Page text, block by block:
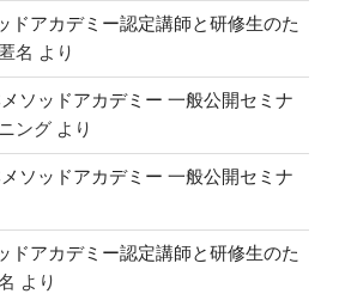
ドアカデミー認定講師と研修生のた
匿名 より
ソッドアカデミー 一般公開セミナ
ング より
ソッドアカデミー 一般公開セミナ
ドアカデミー認定講師と研修生のた
より